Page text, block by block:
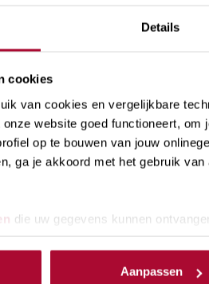
Details
cookies
van cookies en vergelijkbare
website goed functioneert,
op te bouwen van jouw
ga je akkoord met het gebruik
die uw gegevens kunnen
Aanpassen